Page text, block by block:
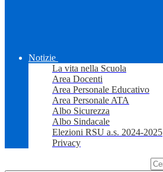
Notizie
La vita nella Scuola
Area Docenti
Area Personale Educativo
Area Personale ATA
Albo Sicurezza
Albo Sindacale
Elezioni RSU a.s. 2024-2025
Privacy